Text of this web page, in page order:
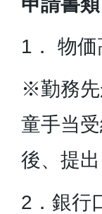
1． 物
※勤務先
童手当
後、提
2．銀行